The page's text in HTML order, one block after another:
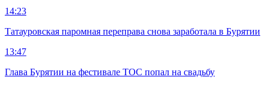
14:23
Татауровская паромная переправа снова заработала в Бурятии
13:47
Глава Бурятии на фестивале ТОС попал на свадьбу